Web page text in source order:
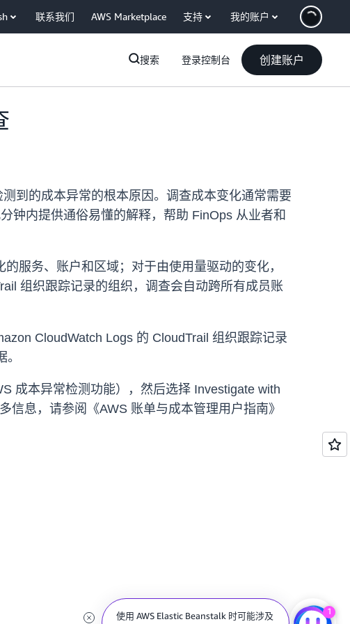
联系我们 AWS Marketplace 支持 我的账户
搜索 登录控制台 创建账户
到的成本异常的根本原因。调查成本变化通常需要
钟内提供通俗易懂的解释，帮助 FinOps 从业者和
服务、账户和区域；对于由使用量驱动的变化，
组织跟踪记录的组织，调查会自动跨所有成员账
CloudWatch Logs 的 CloudTrail 组织跟踪记录
成本异常检测功能），然后选择 Investigate with
息，请参阅《AWS 账单与成本管理用户指南》
使用 AWS Elastic Beanstalk 时可能涉及 1